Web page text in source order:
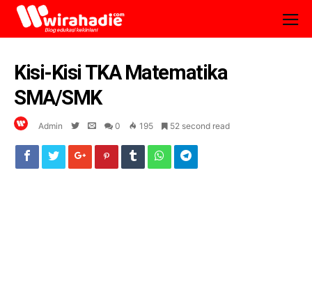
Kisi-Kisi TKA Matematika
SMA/SMK
Admin 0 195 52 second read